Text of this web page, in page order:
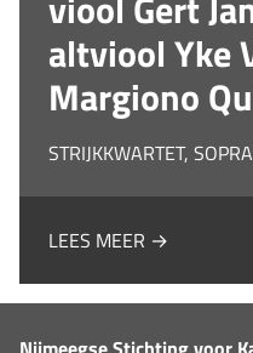
altviool Yke
Margiono
STRIJKKWARTET,
LEES MEER →